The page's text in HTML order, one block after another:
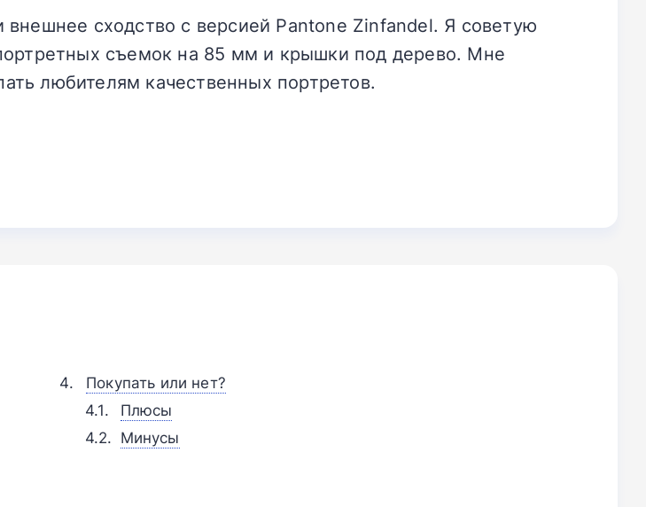
сходство с версией Pantone Zinfandel. Я советую
съемок на 85 мм и крышки под дерево. Мне
любителям качественных портретов.
Покупать или нет?
Плюсы
Минусы